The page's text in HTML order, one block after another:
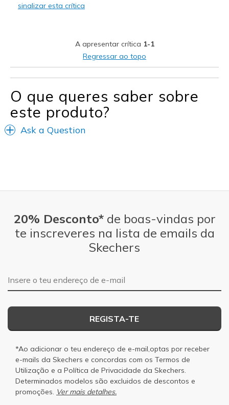
Wear Out Quickly
Feels true to size
sinalizar esta crítica
A apresentar crítica 1-1
Regressar ao topo
O que queres saber sobre
este produto?
Ask a Question
20% Desconto*de boas-vindas por
te inscreveres na lista de emails da
Skechers
Endereço de e-mail
REGISTA-TE
*Ao adicionar o teu endereço de e-mail,optas por receber
e-mails da Skechers e concordas com os Termos de
Utilização e a Política de Privacidade da Skechers.
Determinados modelos são excluidos de descontos e
promoções. Ver mais detalhes.